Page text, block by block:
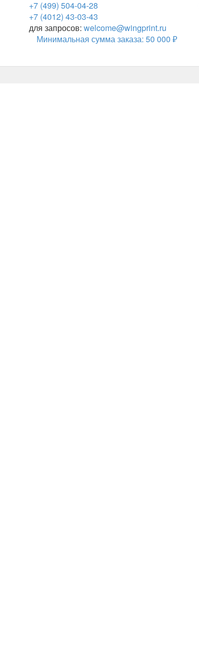
+7 (499) 504-04-28
+7 (4012) 43-03-43
для запросов: welcome@wingprint.ru
Минимальная сумма заказа: 50 000 ₽